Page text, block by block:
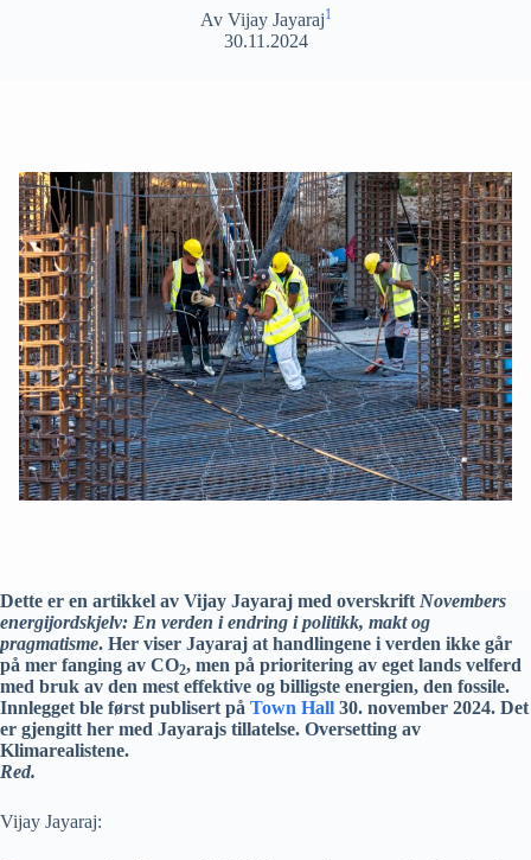
Av Vijay Jayaraj1
30.11.2024
Dette er en artikkel av Vijay Jayaraj med overskrift Novembers
energijordskjelv: En verden i endring i politikk, makt og
pragmatisme. Her viser Jayaraj at handlingene i verden ikke går
på mer fanging av CO2, men på prioritering av eget lands velferd
med bruk av den mest effektive og billigste energien, den fossile.
Innlegget ble først publisert på Town Hall 30. november 2024. Det
er gjengitt her med Jayarajs tillatelse. Oversetting av
Klimarealistene.
Red.
Vijay Jayaraj: